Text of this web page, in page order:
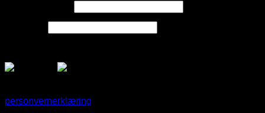
personvernerklæring